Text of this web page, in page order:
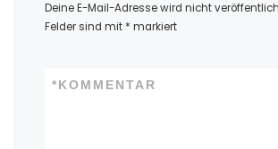
Deine E-Mail-Adresse wird nicht
Felder sind mit * markiert
KOMMENTAR
*